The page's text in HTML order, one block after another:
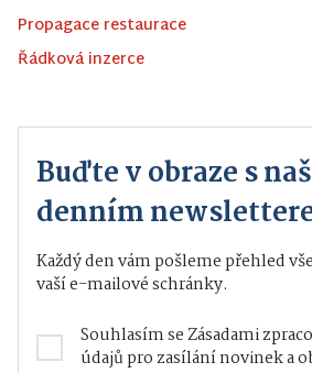
Propagace restaurace
Řádková inzerce
Buďte v obraze s
denním
Každý den vám pošleme přehled
vaší e-mailové schránky.
Souhlasím seZásadami
údajůpro zasílání novinek a